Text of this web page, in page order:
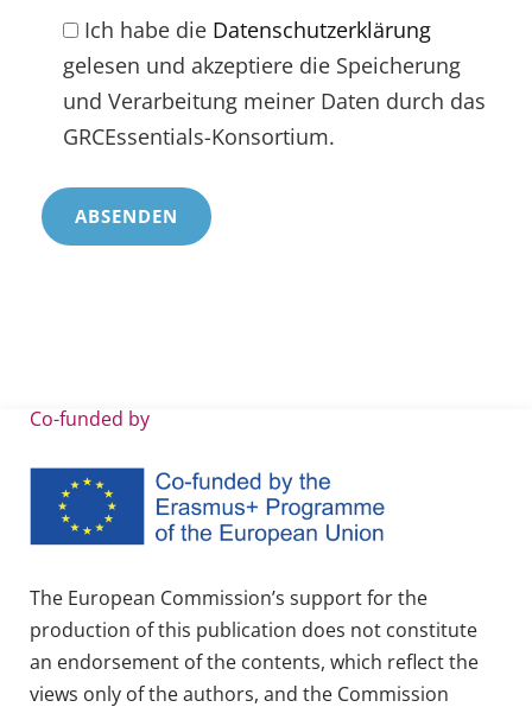
Ich habe die Datenschutzerklärung
gelesen und akzeptiere die Speicherung
und Verarbeitung meiner Daten durch das
GRCEssentials-Konsortium.
n
t
e
:
Co-funded by
The European Commission’s support for the
production of this publication does not constitute
an endorsement of the contents, which reflect the
views only of the authors, and the Commission